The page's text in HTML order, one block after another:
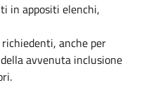
in appositi elenchi,
anche per
avvenuta inclusione